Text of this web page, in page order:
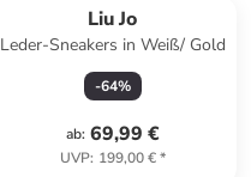
Liu Jo
Leder-Sneakers in Weiß/ Gold
-64%
ab: 69,99 €
UVP: 199,00 €*